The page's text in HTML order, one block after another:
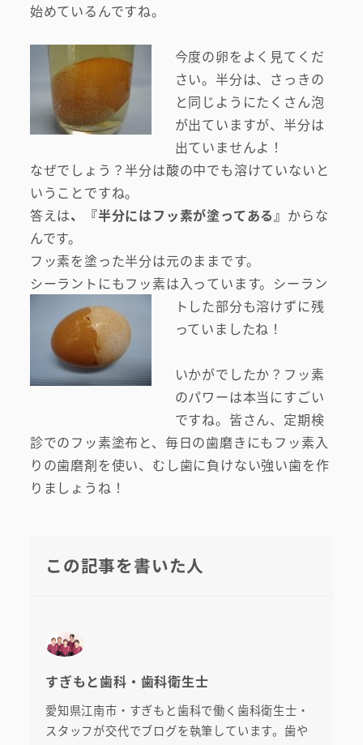
始めているんですね。
今度の卵をよく見てくだ
さい。半分は、さっきの
と同じようにたくさん泡
が出ていますが、半分は
出ていませんよ！
なぜでしょう？半分は酸の中でも溶けていないと
いうことですね。
答えは、『半分にはフッ素が塗ってある』 からな
んです。
フッ素を塗った半分は元のままです。
シーラントにもフッ素は入っています。シーラン
トした部分も溶けずに残
っていましたね！
いかがでしたか？フッ素
のパワーは本当にすごい
ですね。皆さん、定期検
診でのフッ素塗布と、毎日の歯磨きにもフッ素入
りの歯磨剤を使い、むし歯に負けない強い歯を作
りましょうね！
この記事を書いた人
すぎもと歯科・歯科衛生士
愛知県江南市・すぎもと歯科で働く歯科衛生士・
スタッフが交代でブログを執筆しています。歯や